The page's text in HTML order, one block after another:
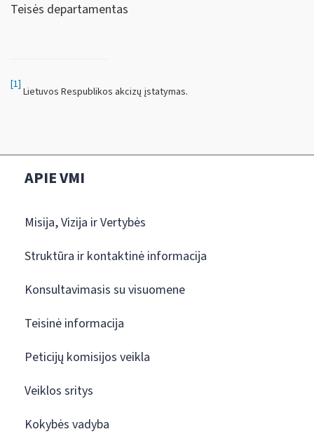
Teisės departamentas
[1]
Lietuvos Respublikos akcizų įstatymas.
APIE VMI
Misija, Vizija ir Vertybės
Struktūra ir kontaktinė informacija
Konsultavimasis su visuomene
Teisinė informacija
Peticijų komisijos veikla
Veiklos sritys
Kokybės vadyba